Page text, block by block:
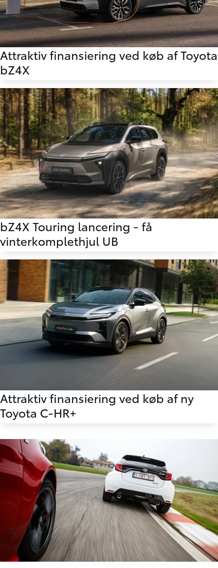
Attraktiv finansiering ved køb af Toyota
bZ4X
bZ4X Touring lancering - få
vinterkomplethjul UB
Attraktiv finansiering ved køb af ny
Toyota C-HR+